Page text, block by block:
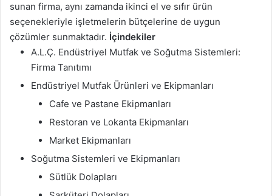
sunan firma, aynı zamanda ikinci el ve sıfır ürün
seçenekleriyle işletmelerin bütçelerine de uygun
çözümler sunmaktadır. İçindekiler
A.L.Ç. Endüstriyel Mutfak ve Soğutma Sistemleri:
Firma Tanıtımı
Endüstriyel Mutfak Ürünleri ve Ekipmanları
Cafe ve Pastane Ekipmanları
Restoran ve Lokanta Ekipmanları
Market Ekipmanları
Soğutma Sistemleri ve Ekipmanları
Sütlük Dolapları